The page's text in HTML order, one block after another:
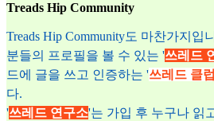
Treads Hip Community
Treads Hip Community도 마찬가지입
분들의 프로필을 볼 수 있는 '쓰레드
드에 글을 쓰고 인증하는 '쓰레드 클럽
다.
'쓰레드 연구소'는 가입 후 누구나 읽